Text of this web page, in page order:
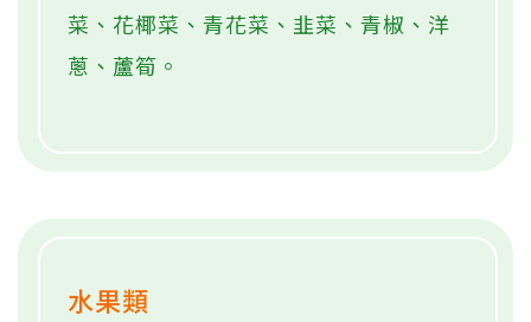
菜、花椰菜、青花菜、韭菜、青椒、洋
蔥、蘆筍。
水果類